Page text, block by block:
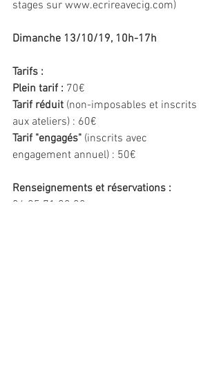
stages sur www.ecrireavecig.com)
Dimanche 13/10/19, 10h-17h
Tarifs :
Plein tarif : 70€
Tarif réduit (non-imposables et inscrits
aux ateliers) : 60€
Tarif "engagés" (inscrits avec
engagement annuel) : 50€
Renseignements et réservations :
06 95 71 93 08